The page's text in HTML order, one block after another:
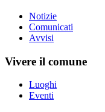
Notizie
Comunicati
Avvisi
Vivere il comune
Luoghi
Eventi